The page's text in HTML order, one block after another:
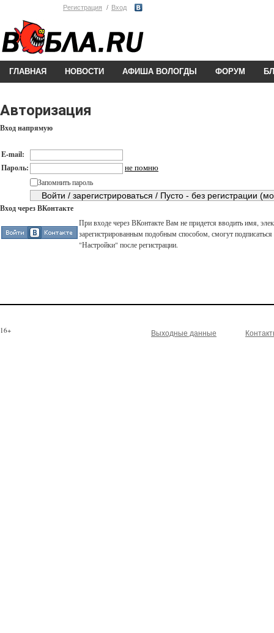
Регистрация Вход
ГЛАВНАЯ НОВОСТИ АФИША ВОЛОГДЫ ФОРУМ
Авторизация
Вход напрямую
E-mail:
Пароль:
не помню
Запомнить пароль
Вход через ВКонтакте
При входе через ВКонтакте Вам не придется вводить имя,
зарегистрированным подобным способом, смогут
"Настройки" после регистрации.
16+ Выходные данные